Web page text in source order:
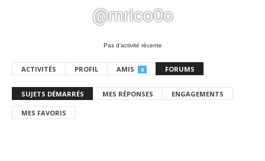
@mrico0o
Pas d’activité récente
ACTIVITÉS PROFIL AMIS 0 FORUMS
SUJETS DÉMARRÉS MES RÉPONSES ENGAGEMENTS
MES FAVORIS